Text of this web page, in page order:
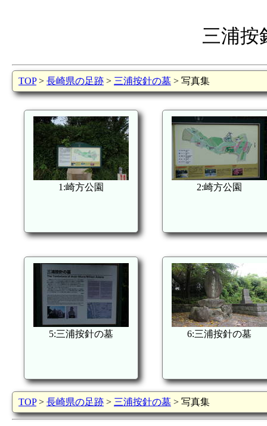
三浦按
TOP> 長崎県の足跡 > 三浦按針の墓 > 写真集
1:崎方公園 2:崎方公園
5:三浦按針の墓 6:三浦按針の墓
TOP> 長崎県の足跡 > 三浦按針の墓 > 写真集